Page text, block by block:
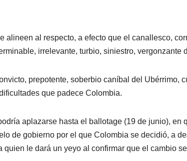
alineen al respecto, a efecto que el canallesco,
irrelevante, turbio, siniestro, vergonzante
prepotente, soberbio caníbal del Ubérrimo,
que padece Colombia.
aplazarse hasta el ballotage (19 de junio), en
de gobierno por el que Colombia se decidió, a
quien le dará un yeyo al confirmar que el cambio